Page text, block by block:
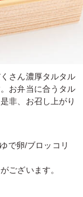
さん濃厚タルタル
お弁当に合うタル
非、お召し上がり
で卵/ブロッコリ
ございます。